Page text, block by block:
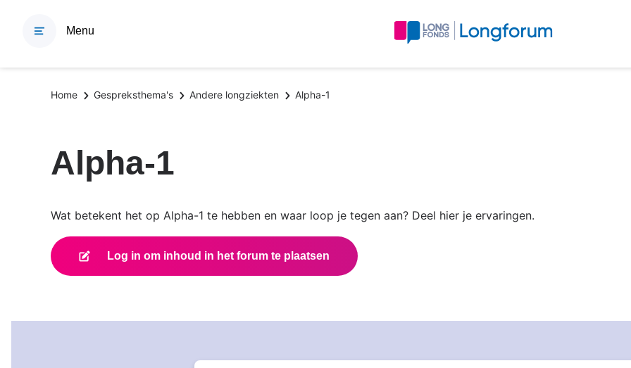
Menu
Kruimelpad
Home Gespreksthema's Andere longziekten Alpha-1
Alpha-1
Wat betekent het op Alpha-1 te hebben en waar loop je tegen aan? Deel hier je ervaringen.
Log in om inhoud in het forum te plaatsen